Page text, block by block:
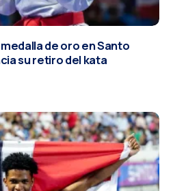
de oro en Santo
su retiro del kata